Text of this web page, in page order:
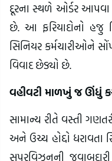
દૂરના સ્થળે ઓર્ડર આપવા
છે. આ ફરિયાદોનો હજુ
સિનિયર કર્મચારીઓને
વિવાદ છેડ્યો છે.
વહીવટી માળખું જ ઊંધું
સામાન્ય રીતે વસ્તી
અને ઉચ્ચ હોદ્દો ધરાવતા
સુપરવિઝનની